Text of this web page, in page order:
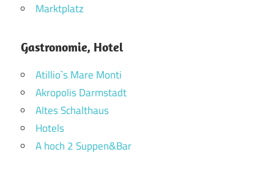
Marktplatz
Gastronomie, Hotel
Atillio`s Mare Monti
Akropolis Darmstadt
Altes Schalthaus
Hotels
A hoch 2 Suppen&Bar